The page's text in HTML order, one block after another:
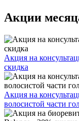
Акции
Акция на
скидка
Акция на
волосистой части